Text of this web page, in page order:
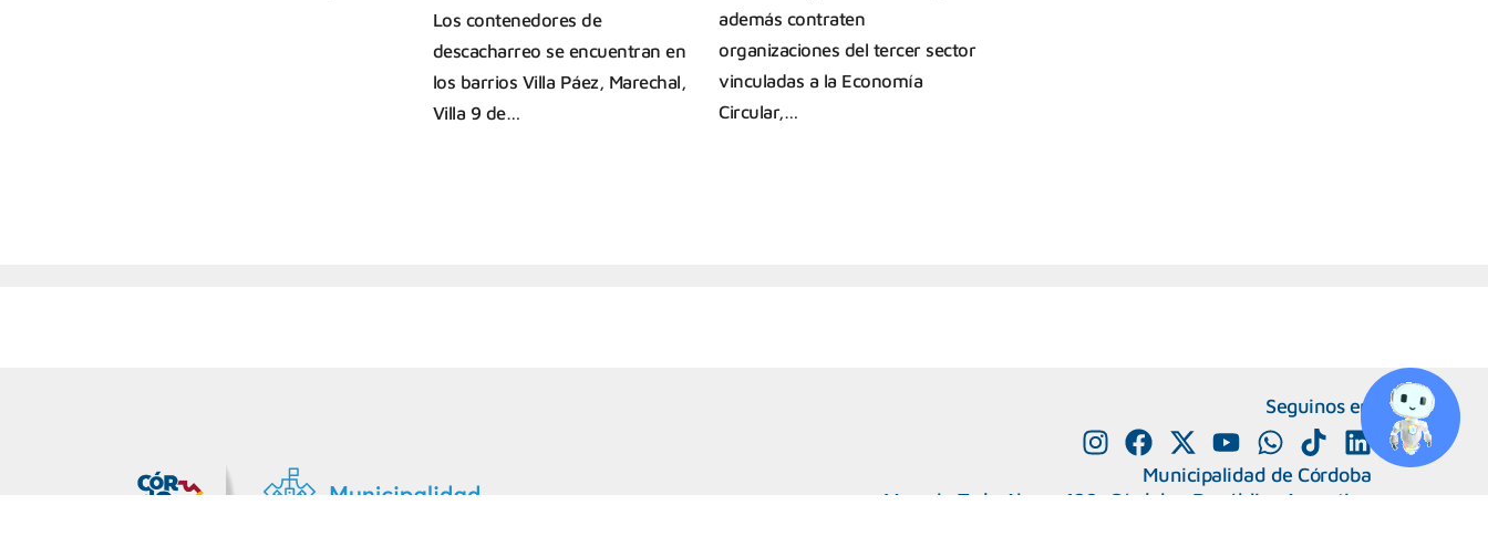
Los contenedores de
descacharreo se encuentran en
los barrios Villa Páez, Marechal,
Villa 9 de…
además contraten
organizaciones del tercer sector
vinculadas a la Economía
Circular,…
Seguinos en
Municipalidad de Córdoba
Marcelo T. de Alvear 120, Córdoba. República Argentina